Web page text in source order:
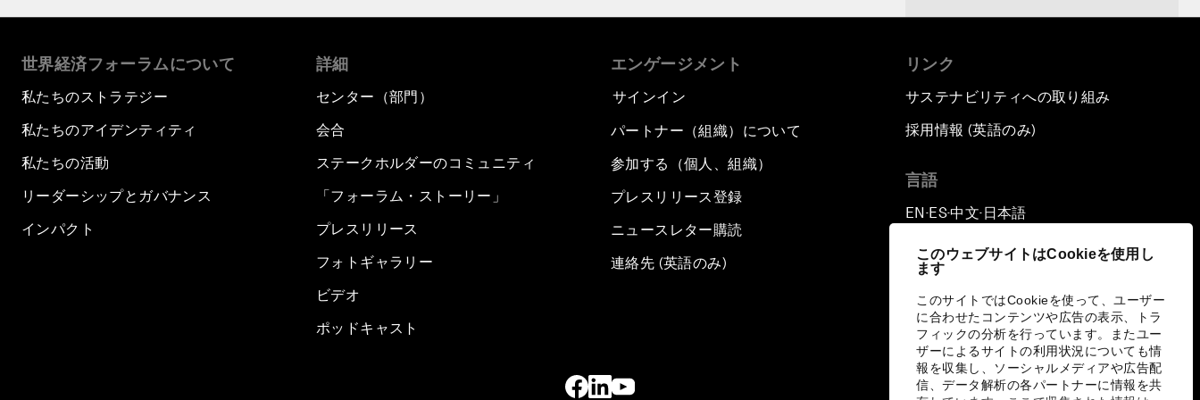
このウェブサイトはCookieを使用し
ます
このサイトではCookieを使って、ユーザー
に合わせたコンテンツや広告の表示、トラ
フィックの分析を行っています。またユー
ザーによるサイトの利用状況についても情
報を収集し、ソーシャルメディアや広告配
信、データ解析の各パートナーに情報を共
世界経済フォーラムについて
私たちのストラテジー
私たちのアイデンティティ
私たちの活動
リーダーシップとガバナンス
インパクト
詳細
センター（部門）
会合
ステークホルダーのコミュニティ
「フォーラム・ストーリー」
プレスリリース
フォトギャラリー
ビデオ
ポッドキャスト
エンゲージメント
サインイン
パートナー（組織）について
参加する（個人、組織）
プレスリリース登録
ニュースレター購読
連絡先 (英語のみ)
リンク
サステナビリティへの取り組み
採用情報 (英語のみ)
言語
EN ▪ES▪中文▪ 日本語